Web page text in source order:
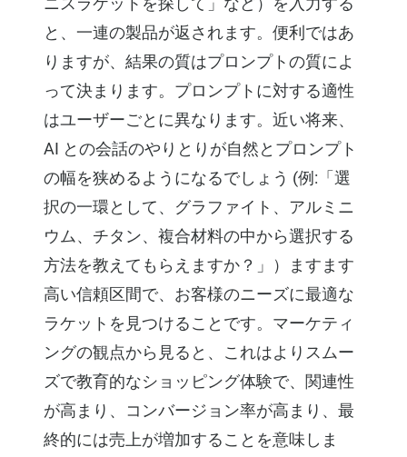
と、一連の製品が返されます。便利ではあ
りますが、結果の質はプロンプトの質によ
って決まります。プロンプトに対する適性
はユーザーごとに異なります。近い将来、
AI との会話のやりとりが自然とプロンプト
の幅を狭めるようになるでしょう (例:「選
択の一環として、グラファイト、アルミニ
ウム、チタン、複合材料の中から選択する
方法を教えてもらえますか？」）ますます
高い信頼区間で、お客様のニーズに最適な
ラケットを見つけることです。マーケティ
ングの観点から見ると、これはよりスムー
ズで教育的なショッピング体験で、関連性
が高まり、コンバージョン率が高まり、最
終的には売上が増加することを意味しま